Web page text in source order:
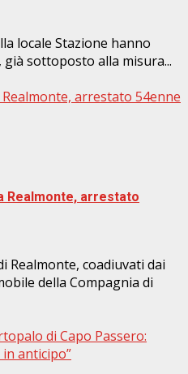
locale Stazione hanno
sottoposto alla misura...
arrestato 54enne
Realmonte, arrestato
Realmonte, coadiuvati dai
della Compagnia di
di Capo Passero:
anticipo”